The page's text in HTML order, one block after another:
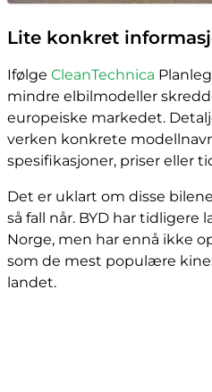
Lite konkret
Ifølge CleanTechnica
mindre elbilmodeller
europeiske markedet.
verken konkrete
spesifikasjoner, priser eller
Det er uklart om disse
så fall når. BYD har tidligere
Norge, men har ennå ikke
som de mest populære
landet.